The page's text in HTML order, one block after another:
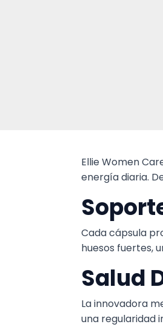
Ellie Women
energía diaria.
Cada cápsula
huesos fuertes,
Salud
La innovadora
una regularidad